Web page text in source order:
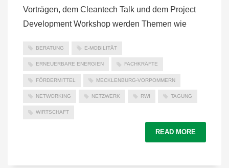
Vorträgen, dem Cleantech Talk und dem Project
Development Workshop werden Themen wie
BERATUNG E-MOBILITÄT
ERNEUERBARE ENERGIEN FACHKRÄFTE
FÖRDERMITTEL MECKLENBURG-VORPOMMERN
NETWORKING NETZWERK RWI TAGUNG
WIRTSCHAFT
READ MORE